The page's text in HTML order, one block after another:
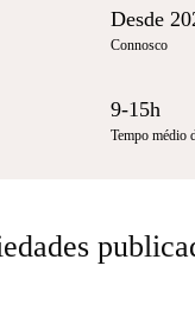
Desde
Connosco
9-15h
Tempo médio